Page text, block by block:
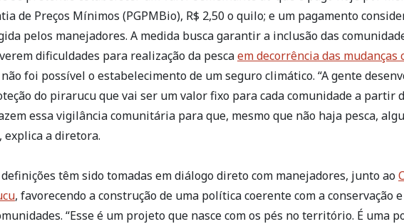
de Preços Mínimos (PGPMBio), R$ 2,50 o quilo; e um pagamento
pelos manejadores. A medida busca garantir a inclusão das
dificuldades para realização da pescaem decorrência das mudanças
foi possível o estabelecimento de um seguro climático. “A gente
do pirarucu que vai ser um valor fixo para cada comunidade a partir
essa vigilância comunitária para que, mesmo que não haja pesca,
explica a diretora.
definições têm sido tomadas em diálogo direto com manejadores, junto ao
, favorecendo a construção de uma política coerente com a conservação
“Esse é um projeto que nasce com os pés no território. É uma